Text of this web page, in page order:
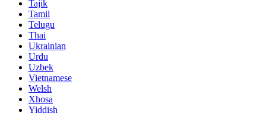
Tajik
Tamil
Telugu
Thai
Ukrainian
Urdu
Uzbek
Vietnamese
Welsh
Xhosa
Yiddish